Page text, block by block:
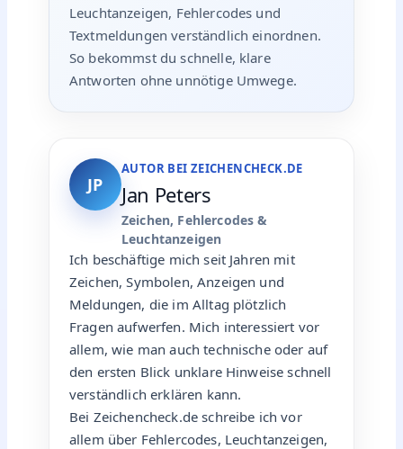
Leuchtanzeigen, Fehlercodes und
Textmeldungen verständlich einordnen.
So bekommst du schnelle, klare
Antworten ohne unnötige Umwege.
JP
AUTOR BEI ZEICHENCHECK.DE
Jan Peters
Zeichen, Fehlercodes &
Leuchtanzeigen
Ich beschäftige mich seit Jahren mit
Zeichen, Symbolen, Anzeigen und
Meldungen, die im Alltag plötzlich
Fragen aufwerfen. Mich interessiert vor
allem, wie man auch technische oder auf
den ersten Blick unklare Hinweise schnell
verständlich erklären kann.
Bei Zeichencheck.de schreibe ich vor
allem über Fehlercodes, Leuchtanzeigen,